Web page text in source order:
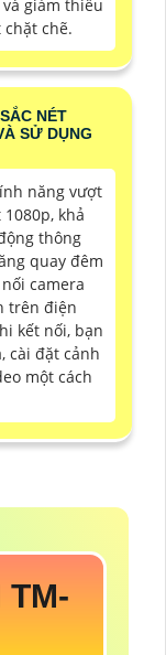
giảm thiểu
chẽ.
NÉT
SỬ DỤNG
năng vượt
khả
thông
quay đêm
camera
trên điện
kết nối, bạn
cài đặt cảnh
một cách
TM-